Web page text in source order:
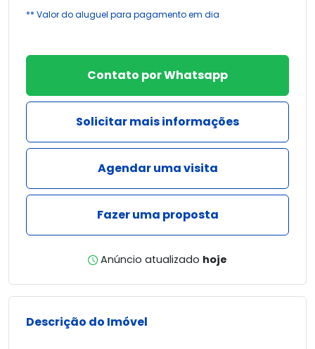
** Valor do aluguel para pagamento em dia
Contato por Whatsapp
Solicitar mais informações
Agendar uma visita
Fazer uma proposta
Anúncio atualizado hoje
Descrição do Imóvel